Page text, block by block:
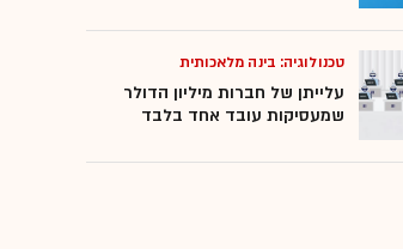
טכנולוגיה: בינה מלאכותית
עלייתן של חברות מיליון הדולר
שמעסיקות עובד אחד בלבד